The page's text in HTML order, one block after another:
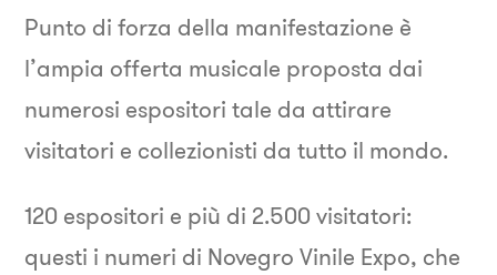
Punto di forza della manifestazione è
l’ampia offerta musicale proposta dai
numerosi espositori tale da attirare
visitatori e collezionisti da tutto il mondo.
120 espositori e più di 2.500 visitatori:
questi i numeri di Novegro Vinile Expo, che